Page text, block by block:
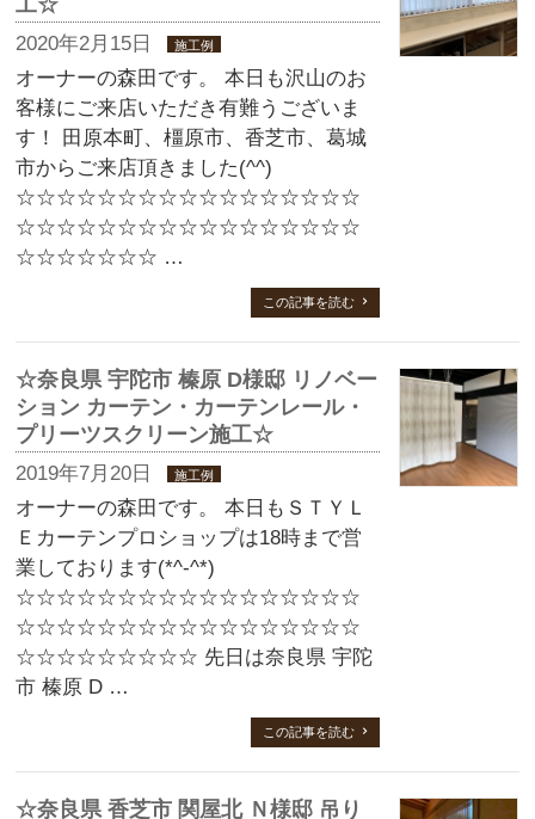
工☆
2020年2月15日 施工例
オーナーの森田です。 本日も沢山のお
客様にご来店いただき有難うございま
す！ 田原本町、橿原市、香芝市、葛城
市からご来店頂きました(^^)
☆☆☆☆☆☆☆☆☆☆☆☆☆☆☆☆☆
☆☆☆☆☆☆☆☆☆☆☆☆☆☆☆☆☆
☆☆☆☆☆☆☆ …
この記事を読む
☆奈良県 宇陀市 榛原 D様邸 リノベー
ション カーテン・カーテンレール・
プリーツスクリーン施工☆
2019年7月20日 施工例
オーナーの森田です。 本日もＳＴＹＬ
Ｅカーテンプロショップは18時まで営
業しております(*^-^*)
☆☆☆☆☆☆☆☆☆☆☆☆☆☆☆☆☆
☆☆☆☆☆☆☆☆☆☆☆☆☆☆☆☆☆
☆☆☆☆☆☆☆☆☆ 先日は奈良県 宇陀
市 榛原 D …
この記事を読む
☆奈良県 香芝市 関屋北 Ｎ様邸 吊り